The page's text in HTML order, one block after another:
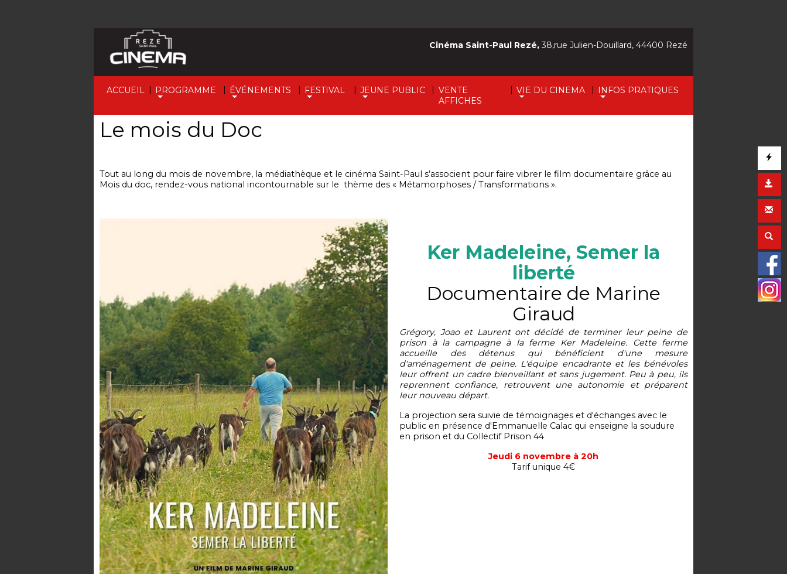
ACCUEIL | PROGRAMME | ÉVÉNEMENTS | FESTIVAL | JEUNE PUBLIC | VENTE
AFFICHES
| VIE DU CINEMA | INFOS PRATIQUES
Cinéma Saint-Paul Rezé,38,rue Julien-Douillard, 44400 Rezé
Le mois du Doc
Tout au long du mois de novembre, la médiathèque et le cinéma Saint-Paul s’associent pour faire vibrer le film documentaire grâce au
Mois du doc, rendez-vous national incontournable sur le thème des « Métamorphoses / Transformations ».
Ker Madeleine, Semer la
liberté
Documentaire de Marine
Giraud
Grégory, Joao et Laurent ont décidé de terminer leur peine de
prison à la campagne à la ferme Ker Madeleine. Cette ferme
accueille des détenus qui bénéficient d'une mesure
d'aménagement de peine. L'équipe encadrante et les bénévoles
leur offrent un cadre bienveillant et sans jugement. Peu à peu, ils
reprennent confiance, retrouvent une autonomie et préparent
leur nouveau départ.
La projection sera suivie de témoignages et d'échanges avec le
public en présence d'Emmanuelle Calac qui enseigne la soudure
en prison et du Collectif Prison 44
Jeudi 6 novembre à 20h
Tarif unique 4€